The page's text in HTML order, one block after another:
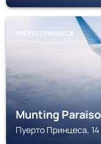
ПУЕРТО ПРИНЦЕСА
Munting Paraiso
Пуерто Принцеса,